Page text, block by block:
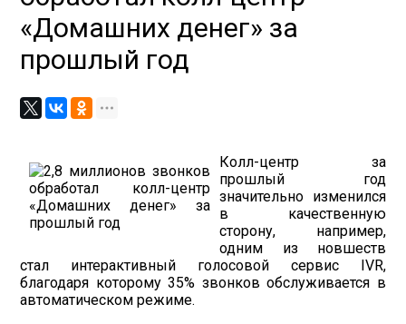
«Домашних денег» за
прошлый год
Колл-центр за
прошлый год
значительно изменился
в качественную
сторону, например,
одним из новшеств
стал интерактивный голосовой сервис IVR,
благодаря которому 35% звонков обслуживается в
автоматическом режиме.